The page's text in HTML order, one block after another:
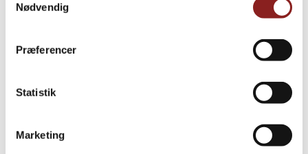
Nødvendig
Præferencer
Statistik
Marketing